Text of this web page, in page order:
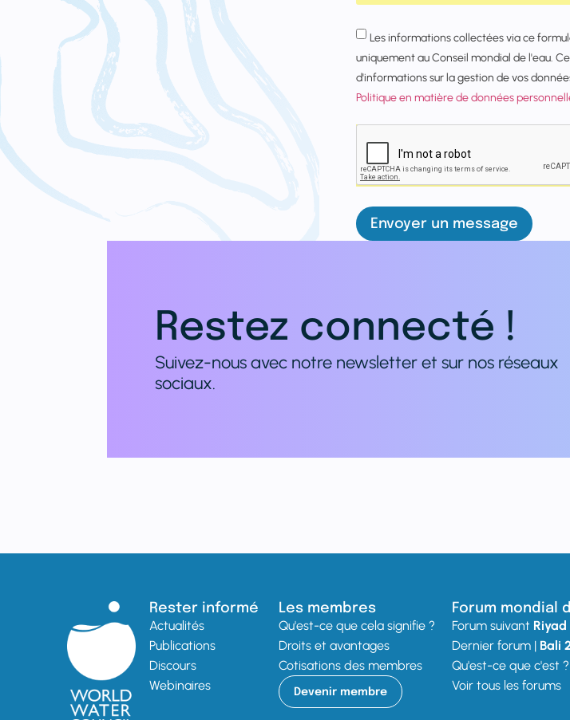
Les informations collectées via ce
uniquement au Conseil mondial de l'eau.
d'informations sur la gestion de vos
Politique en matière de données
Envoyer un message
Restez connecté !
Suivez-nous avec notre newsletter et sur nos réseaux
sociaux.
Rester informé
Actualités
Publications
Discours
Webinaires
Les membres
Qu'est-ce que cela signifie ?
Droits et avantages
Cotisations des membres
Devenir membre
Forum mondial
Forum suivant
Dernier forum | Bali
Qu'est-ce que c'est ?
Voir tous les forums